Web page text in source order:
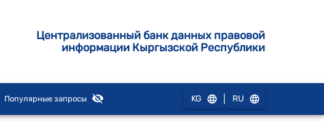
Централизованный банк данных правовой
информации Кыргызской Республики
Популярные запросы KG RU